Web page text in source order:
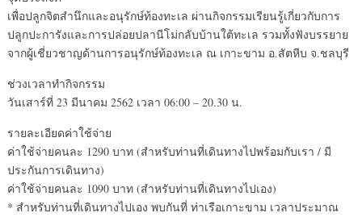
เพื่อปลูกจิตสำนึกและอนุรักษ์ท้องทะเล ผ่านกิจกรรมเรียนรู้เกี่ยวกับการ
ปลูกปะการังและการปล่อยปลานีโม่กลับบ้านใต้ทะเล รวมทั้งฟังบรรยาย
จากผู้เชี่ยวชาญด้านการอนุรักษ์ท้องทะเล ณ เกาะขาม อ.สัตหีบ จ.ชลบุรี
ช่วงเวลาทำกิจกรรม
วันเสาร์ที่ 23 มีนาคม 2562 เวลา 06:00 – 20.30 น.
รายละเอียดค่าใช้จ่าย
ค่าใช้จ่ายคนละ 1290 บาท (สำหรับท่านที่เดินทางไปพร้อมกับเรา / มี
ประกันการเดินทาง)
ค่าใช้จ่ายคนละ 1090 บาท (สำหรับท่านที่เดินทางไปเอง)
* สำหรับท่านที่เดินทางไปเอง พบกันที่ ท่าเรือเกาะขาม เวลาประมาณ